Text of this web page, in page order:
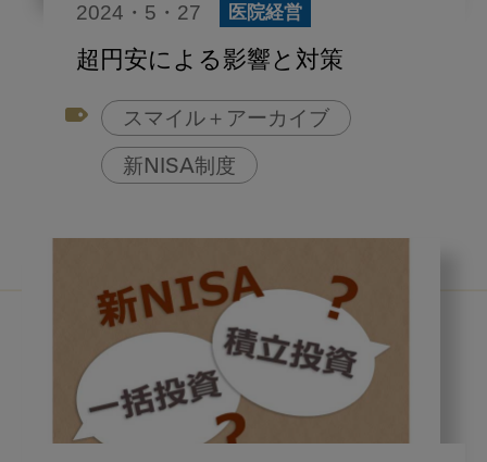
歯科助手
コンポジットレジン
2024・5・27 医院経営
超円安による影響と対策
スマイル＋アーカイブ
新NISA制度